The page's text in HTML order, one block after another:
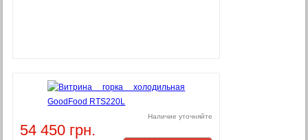
54 450 грн.
Наличие уточняйте